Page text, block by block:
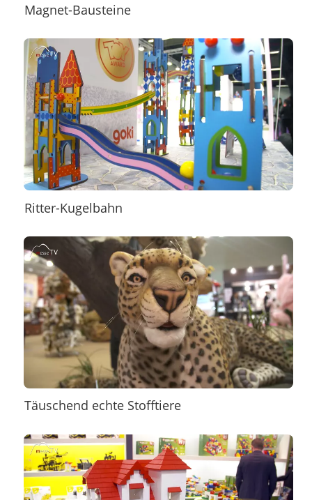
Magnet-Bausteine
Ritter-Kugelbahn
Täuschend echte Stofftiere